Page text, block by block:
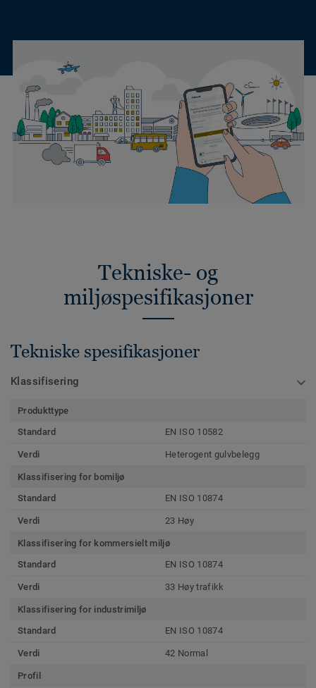
Tekniske- og
miljøspesifikasjoner
Tekniske spesifikasjoner
Klassifisering
Produkttype
Standard
EN ISO 10582
Verdi Heterogent gulvbelegg
Klassifisering for bomiljø
Standard
EN ISO 10874
Verdi 23 Høy
Klassifisering for kommersielt miljø
Standard
EN ISO 10874
Verdi 33 Høy trafikk
Klassifisering for industrimiljø
Standard
EN ISO 10874
Verdi 42 Normal
Profil